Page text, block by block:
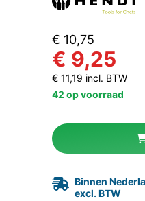
Naar
€ 10,75
€ 9,25
€ 11,19 incl. BTW
42 op voorraad
Binnen
excl. BTW